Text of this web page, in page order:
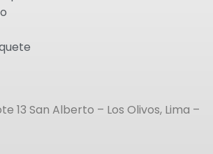
13 San Alberto – Los Olivos, Lima –